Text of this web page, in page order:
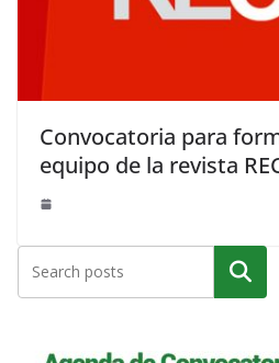
Convocatoria para
equipo de la revista
Buscar